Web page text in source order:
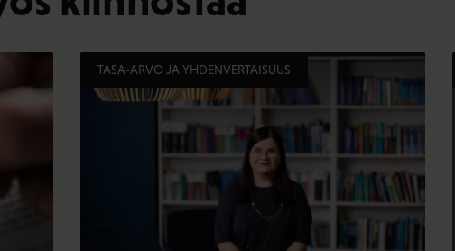
TASA-ARVO JA YHDENVERTAISUUS